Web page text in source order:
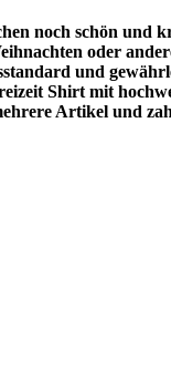
noch schön und
oder
und
Shirt mit
Artikel und